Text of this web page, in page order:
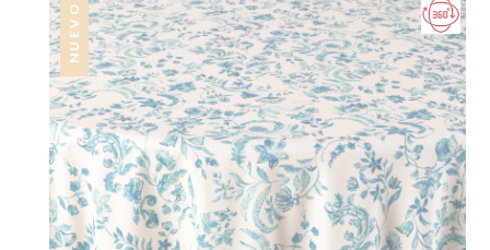
NUEVO